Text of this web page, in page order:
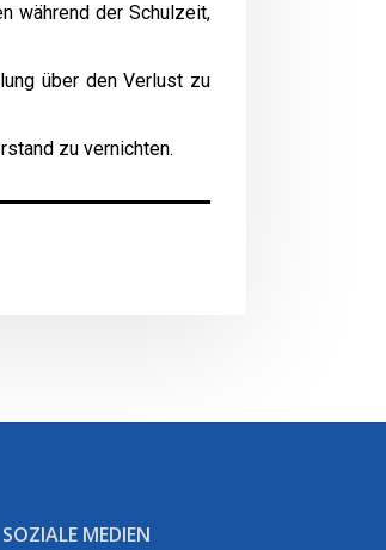
während der Schulzeit,
über den Verlust zu
zu vernichten.
SOZIALE MEDIEN